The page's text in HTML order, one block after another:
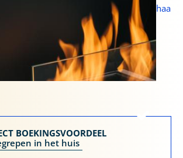
haard
BOEKINGSVOORDEEL
in het huis